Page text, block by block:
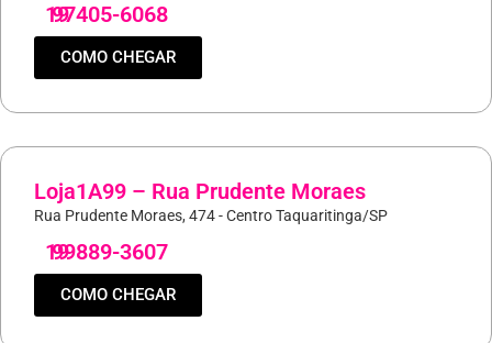
19
97405-6068
COMO CHEGAR
Loja1A99 – Rua Prudente Moraes
Rua Prudente Moraes, 474 - Centro Taquaritinga/SP
19
99889-3607
COMO CHEGAR